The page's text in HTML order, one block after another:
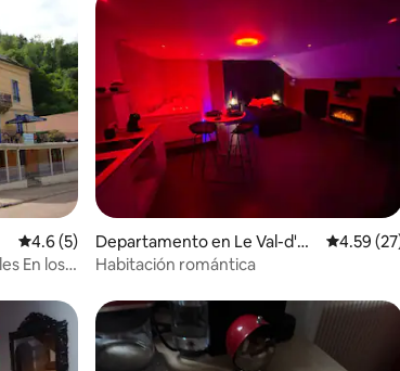
Calificación promedio: 4.6 de 5; 5 evaluaciones
4.6 (5)
En los
Departamento en Le Val-d'Aj
ol
4.59
Habitación romántica